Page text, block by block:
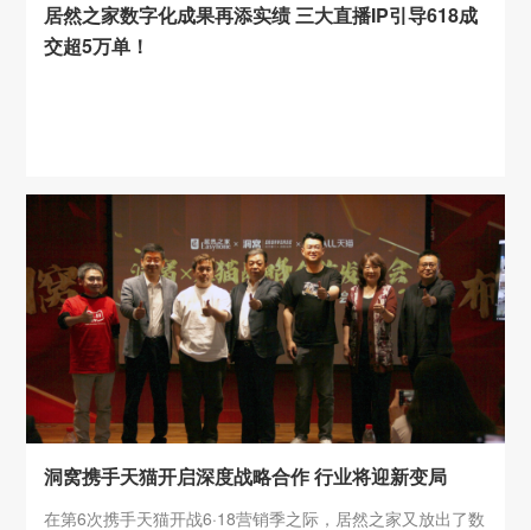
居然之家数字化成果再添实绩 三大直播IP引导618成
交超5万单！
洞窝携手天猫开启深度战略合作 行业将迎新变局
在第6次携手天猫开战6·18营销季之际，居然之家又放出了数